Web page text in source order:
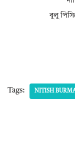
বুলু
Tags: NITISH